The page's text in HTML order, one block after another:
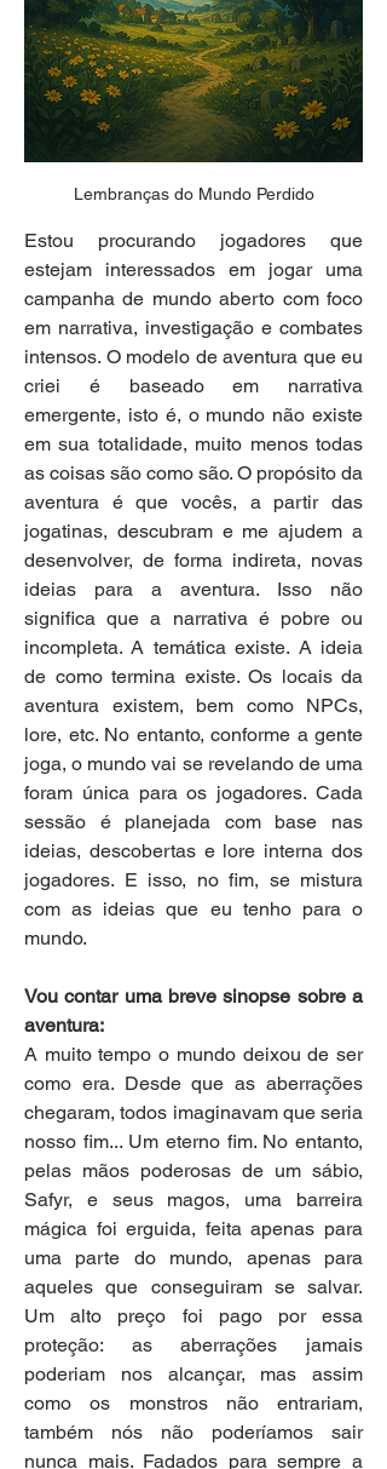
Lembranças do Mundo Perdido
Estou procurando jogadores que
estejam interessados em jogar uma
campanha de mundo aberto com foco
em narrativa, investigação e combates
intensos. O modelo de aventura que eu
criei é baseado em narrativa
emergente, isto é, o mundo não existe
em sua totalidade, muito menos todas
as coisas são como são. O propósito da
aventura é que vocês, a partir das
jogatinas, descubram e me ajudem a
desenvolver, de forma indireta, novas
ideias para a aventura. Isso não
significa que a narrativa é pobre ou
incompleta. A temática existe. A ideia
de como termina existe. Os locais da
aventura existem, bem como NPCs,
lore, etc. No entanto, conforme a gente
joga, o mundo vai se revelando de uma
foram única para os jogadores. Cada
sessão é planejada com base nas
ideias, descobertas e lore interna dos
jogadores. E isso, no fim, se mistura
com as ideias que eu tenho para o
mundo.
Vou contar uma breve sinopse sobre a
aventura:
A muito tempo o mundo deixou de ser
como era. Desde que as aberrações
chegaram, todos imaginavam que seria
nosso fim... Um eterno fim. No entanto,
pelas mãos poderosas de um sábio,
Safyr, e seus magos, uma barreira
mágica foi erguida, feita apenas para
uma parte do mundo, apenas para
aqueles que conseguiram se salvar.
Um alto preço foi pago por essa
proteção: as aberrações jamais
poderiam nos alcançar, mas assim
como os monstros não entrariam,
também nós não poderíamos sair
nunca mais. Fadados para sempre a